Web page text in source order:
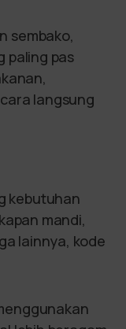
sembako,
paling pas
langsung
kebutuhan
mandi,
lainnya, kode